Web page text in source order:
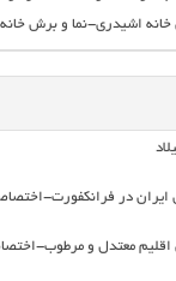
خانه اشیدری-نما و برش
ایران در فرانکفورت-
اقلیم معتدل و مرطوب-